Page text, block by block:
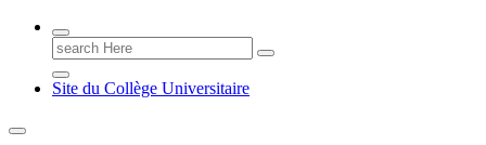
Poitiers presente !
Search
for:
Site du Collège Universitaire